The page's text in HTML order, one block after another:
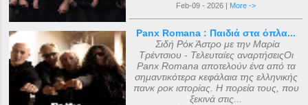
Feb-09 - 2026 | More ->
Panx Romana : Παιδιά στα όπλα...
Σιδή Ρόκ Άστρο με την Μαρία
Τρέντσιου - Τελευταίες αναρτήσειςΟι
Panx Romana αποτελούν ένα από τα
σημαντικότερα κεφάλαια της ελληνικής
πανκ ροκ ιστορίας. Η πορεία τους, που
ξεκινά στις...